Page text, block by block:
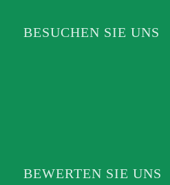
BESUCHEN SIE UNS
BEWERTEN SIE UNS